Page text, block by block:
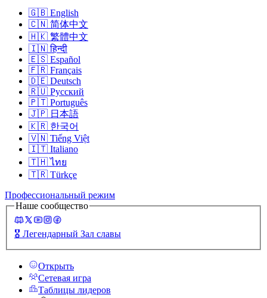
🇬🇧 English
🇨🇳 简体中文
🇭🇰 繁體中文
🇮🇳 हिन्दी
🇪🇸 Español
🇫🇷 Français
🇩🇪 Deutsch
🇷🇺 Русский
🇵🇹 Português
🇯🇵 日本語
🇰🇷 한국어
🇻🇳 Tiếng Việt
🇮🇹 Italiano
🇹🇭 ไทย
🇹🇷 Türkçe
Профессиональный режим
Наше сообщество
🎖️ Легендарный Зал славы
Открыть
Сетевая игра
Таблицы лидеров